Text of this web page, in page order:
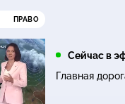
ПРАВО
Сейчас в
Главная
05:25
Поедем,